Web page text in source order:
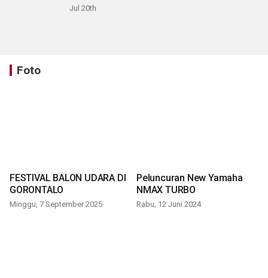
Jul 20th
Foto
FESTIVAL BALON UDARA DI
GORONTALO
Minggu, 7 September 2025
Peluncuran New Yamaha
NMAX TURBO
Rabu, 12 Juni 2024